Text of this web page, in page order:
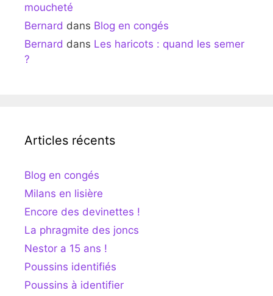
moucheté
Bernard dans Blog en congés
Bernard dans Les haricots : quand les semer
?
Articles récents
Blog en congés
Milans en lisière
Encore des devinettes !
La phragmite des joncs
Nestor a 15 ans !
Poussins identifiés
Poussins à identifier